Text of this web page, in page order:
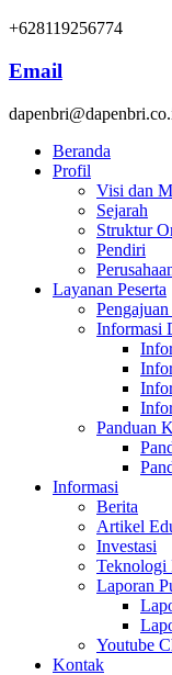
+628119256774
Email
Beranda
Profil
Visi dan
Sejarah
Struktur
Pendiri
Layanan Peserta
Informasi
Panduan
Informasi
Berita
Artikel
Investasi
Teknologi
Laporan
Youtube
Kontak